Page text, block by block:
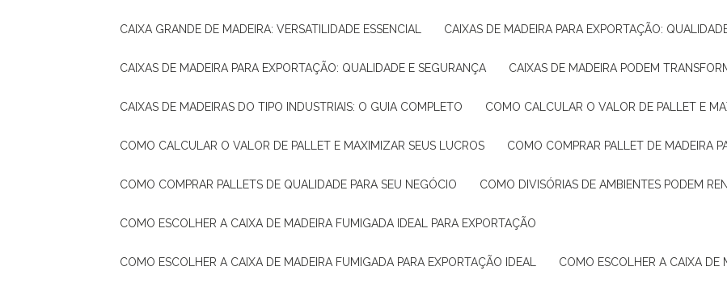
CAIXA GRANDE DE MADEIRA: VERSATILIDADE ESSENCIAL CAIXAS DE MADEIRA PARA EXPORTAÇÃO:
CAIXAS DE MADEIRA PARA EXPORTAÇÃO: QUALIDADE E SEGURANÇA CAIXAS DE MADEIRA PODEM
CAIXAS DE MADEIRAS DO TIPO INDUSTRIAIS: O GUIA COMPLETO COMO CALCULAR O VALOR DE PALLET E
COMO CALCULAR O VALOR DE PALLET E MAXIMIZAR SEUS LUCROS COMO COMPRAR PALLET DE MADEIRA
COMO COMPRAR PALLETS DE QUALIDADE PARA SEU NEGÓCIO COMO DIVISÓRIAS DE AMBIENTES PODEM
COMO ESCOLHER A CAIXA DE MADEIRA FUMIGADA IDEAL PARA EXPORTAÇÃO
COMO ESCOLHER A CAIXA DE MADEIRA FUMIGADA PARA EXPORTAÇÃO IDEAL COMO ESCOLHER A CAIXA DE